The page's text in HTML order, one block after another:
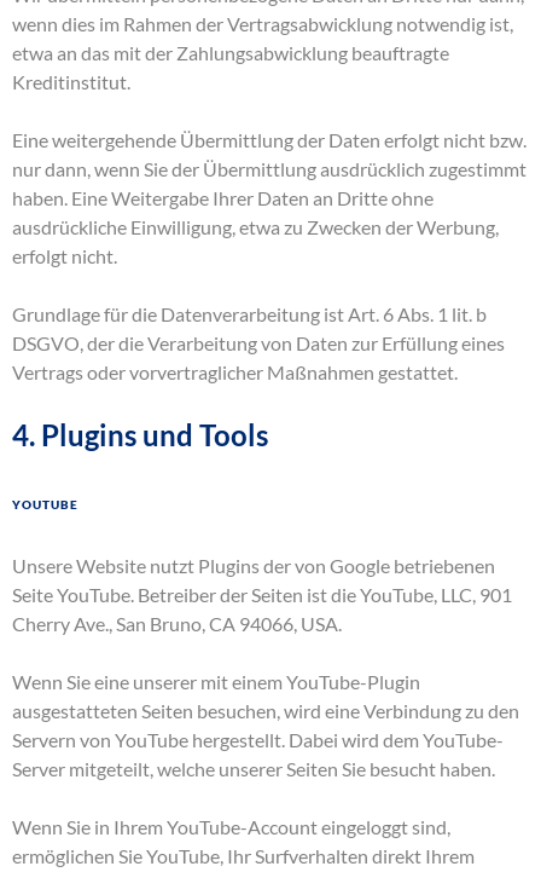
wenn dies im Rahmen der Vertragsabwicklung notwendig ist,
etwa an das mit der Zahlungsabwicklung beauftragte
Kreditinstitut.
Eine weitergehende Übermittlung der Daten erfolgt nicht bzw.
nur dann, wenn Sie der Übermittlung ausdrücklich zugestimmt
haben. Eine Weitergabe Ihrer Daten an Dritte ohne
ausdrückliche Einwilligung, etwa zu Zwecken der Werbung,
erfolgt nicht.
Grundlage für die Datenverarbeitung ist Art. 6 Abs. 1 lit. b
DSGVO, der die Verarbeitung von Daten zur Erfüllung eines
Vertrags oder vorvertraglicher Maßnahmen gestattet.
4. Plugins und Tools
YouTube
Unsere Website nutzt Plugins der von Google betriebenen
Seite YouTube. Betreiber der Seiten ist die YouTube, LLC, 901
Cherry Ave., San Bruno, CA 94066, USA.
Wenn Sie eine unserer mit einem YouTube-Plugin
ausgestatteten Seiten besuchen, wird eine Verbindung zu den
Servern von YouTube hergestellt. Dabei wird dem YouTube-
Server mitgeteilt, welche unserer Seiten Sie besucht haben.
Wenn Sie in Ihrem YouTube-Account eingeloggt sind,
ermöglichen Sie YouTube, Ihr Surfverhalten direkt Ihrem